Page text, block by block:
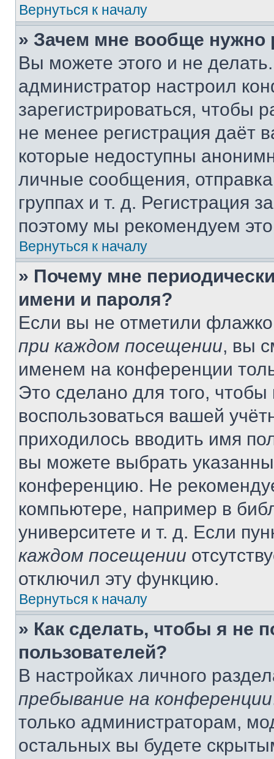
Вернуться к началу
» Зачем мне вообще нужно
Вы можете этого и не
администратор настроил
зарегистрироваться, чтобы
не менее регистрация даёт
которые недоступны
личные сообщения,
группах и т. д. Регистрация
поэтому мы рекомендуем
Вернуться к началу
» Почему мне
имени и пароля?
Если вы не отметили
при каждом посещении, вы
именем на конференции
Это сделано для того, чтобы
воспользоваться вашей
приходилось вводить имя
вы можете выбрать
конференцию. Не
компьютере, например в
университете и т. д. Если
каждом посещении
отключил эту функцию.
Вернуться к началу
» Как сделать, чтобы я не
пользователей?
В настройках личного
пребывание на конференции
только администраторам,
остальных вы будете